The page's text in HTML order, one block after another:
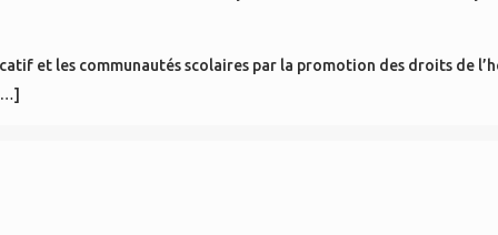
et les communautés scolaires par la promotion des droits de